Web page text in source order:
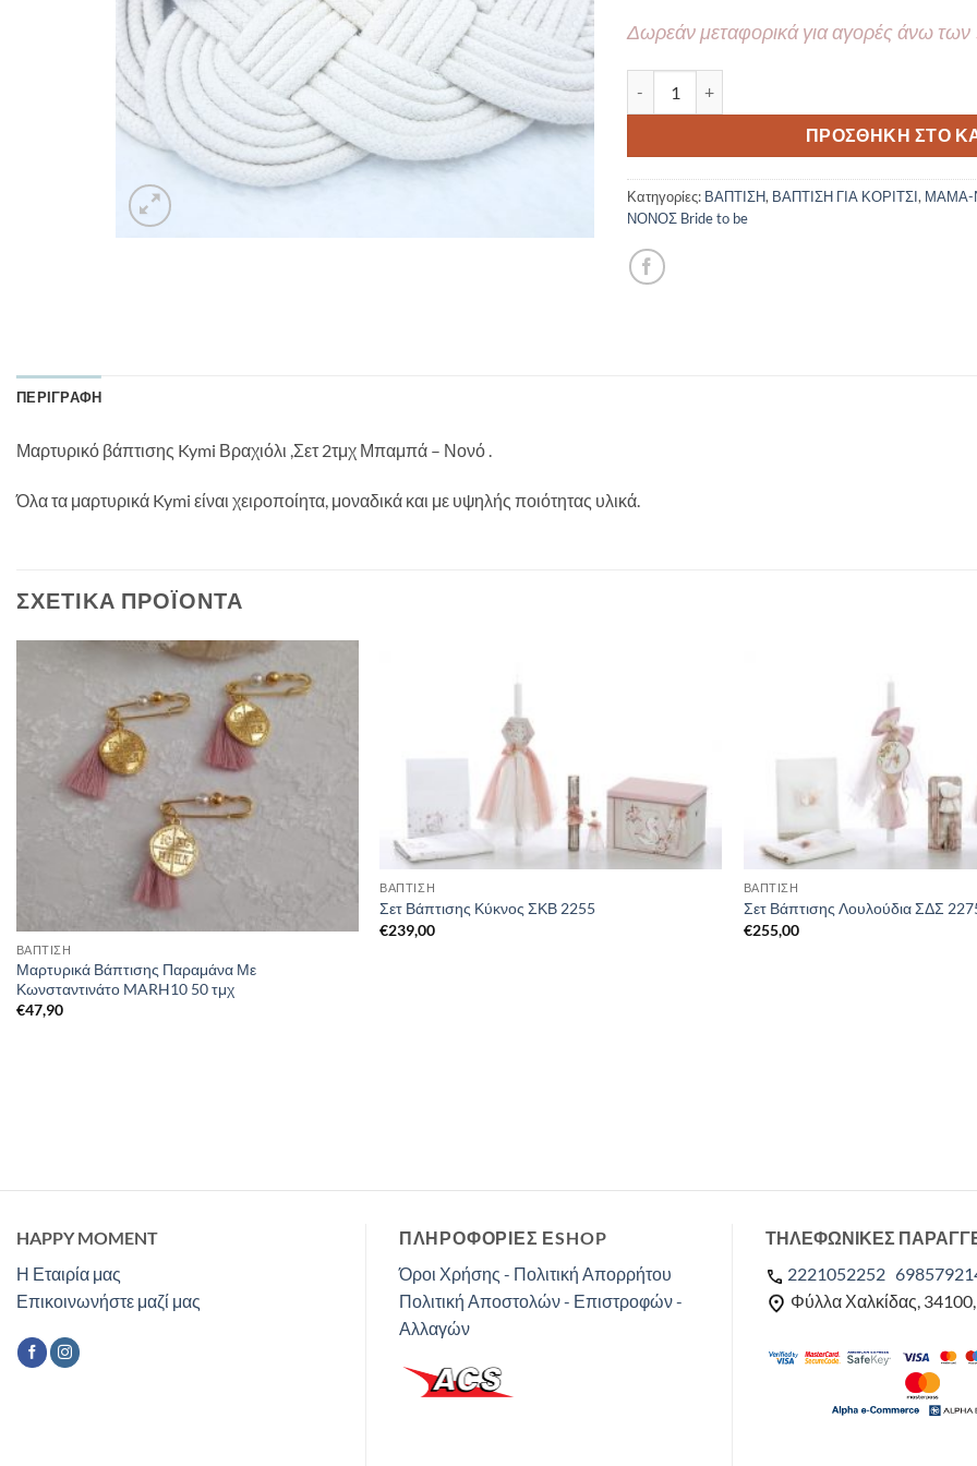
Δωρεάν μεταφορικά για αγορές άνω
ΠΡΟΣΘΉΚΗ ΣΤΟ
Κατηγορίες: ΒΑΠΤΙΣΗ, ΒΑΠΤΙΣΗ ΓΙΑ ΚΟΡΙΤΣΙ, ΜΑΜΑ-
ΝΟΝΟΣ Bride to be
ΠΕΡΙΓΡΑΦΉ
Μαρτυρικό βάπτισης Kymi Βραχιόλι ,Σετ 2τμχ Μπαμπά – Νονό .
Όλα τα μαρτυρικά Kymi είναι χειροποίητα, μοναδικά και με υψηλής ποιότητας υλικά.
ΣΧΕΤΙΚΆ ΠΡΟΪΌΝΤΑ
ΒΑΠΤΙΣΗ
Μαρτυρικά Βάπτισης Παραμάνα Με
Κωνσταντινάτο MARH10 50 τμχ
€47,90
ΒΑΠΤΙΣΗ
Σετ Βάπτισης Κύκνος ΣΚΒ 2255
€239,00
ΒΑΠΤΙΣΗ
Σετ Βάπτισης Λουλούδια ΣΔΣ
€255,00
HAPPY MOMENT
Η Εταιρία μας
Επικοινωνήστε μαζί μας
ΠΛΗΡΟΦΟΡΙΕΣ ΕSHOP
Όροι Χρήσης - Πολιτική Απορρήτου
Πολιτική Αποστολών - Επιστροφών -
Αλλαγών
ΤΗΛΕΦΩΝΙΚΕΣ
2221052252
Φύλλα Χαλκίδας,